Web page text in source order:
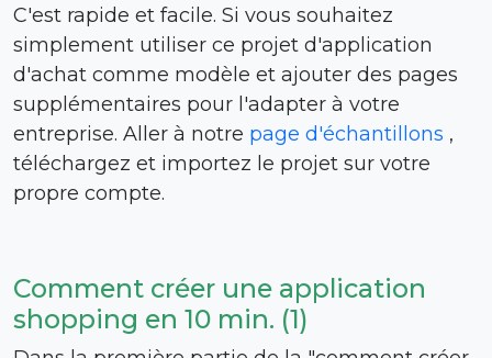
C'est rapide et facile. Si vous souhaitez
simplement utiliser ce projet d'application
d'achat comme modèle et ajouter des pages
supplémentaires pour l'adapter à votre
entreprise. Aller à notre page d'échantillons ,
téléchargez et importez le projet sur votre
propre compte.
Comment créer une application
shopping en 10 min. (1)